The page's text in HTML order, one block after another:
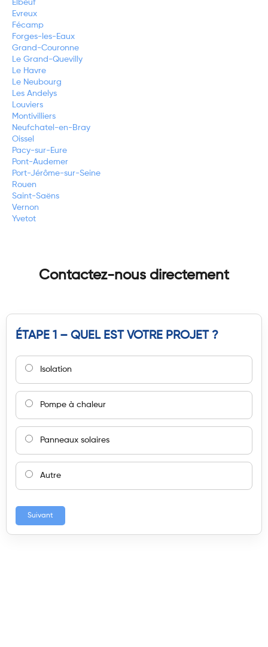
Elbeuf
Evreux
Fécamp
Forges-les-Eaux
Grand-Couronne
Le Grand-Quevilly
Le Havre
Le Neubourg
Les Andelys
Louviers
Montivilliers
Neufchatel-en-Bray
Oissel
Pacy-sur-Eure
Pont-Audemer
Port-Jérôme-sur-Seine
Rouen
Saint-Saëns
Vernon
Yvetot
Contactez-nous directement
ÉTAPE 1 – QUEL EST VOTRE PROJET ?
Isolation
Pompe à chaleur
Panneaux solaires
Autre
Suivant